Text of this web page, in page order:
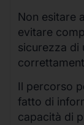
Non esitare
evitare
sicurezza di
Il percorso
fatto di
capacità di